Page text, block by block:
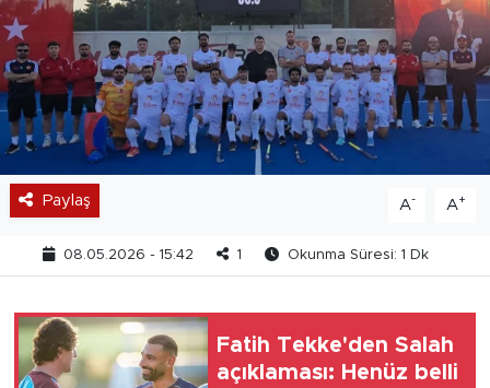
Paylaş A- A+
08.05.2026 - 15:42 1 Okunma Süresi: 1 Dk
Fatih Tekke'den Salah
açıklaması: Henüz belli